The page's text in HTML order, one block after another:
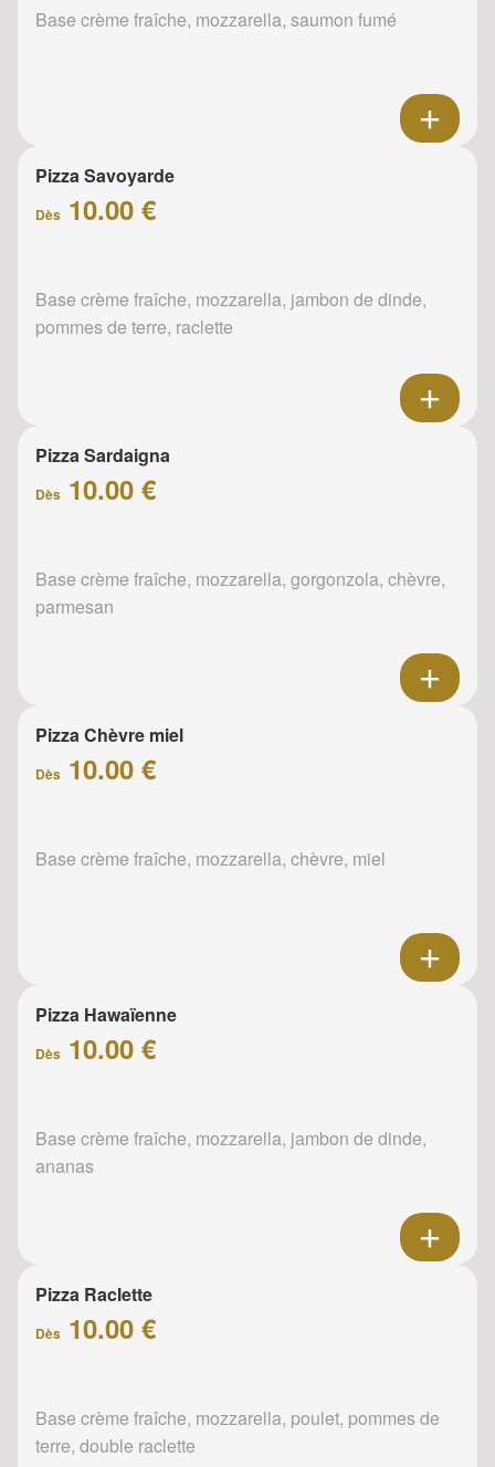
Base crème fraîche, mozzarella, saumon fumé
Pizza Savoyarde
Dès 10.00 €
Base crème fraîche, mozzarella, jambon de dinde,
pommes de terre, raclette
Pizza Sardaigna
Dès 10.00 €
Base crème fraîche, mozzarella, gorgonzola, chèvre,
parmesan
Pizza Chèvre miel
Dès 10.00 €
Base crème fraîche, mozzarella, chèvre, miel
Pizza Hawaïenne
Dès 10.00 €
Base crème fraîche, mozzarella, jambon de dinde,
ananas
Pizza Raclette
Dès 10.00 €
Base crème fraîche, mozzarella, poulet, pommes de
terre, double raclette